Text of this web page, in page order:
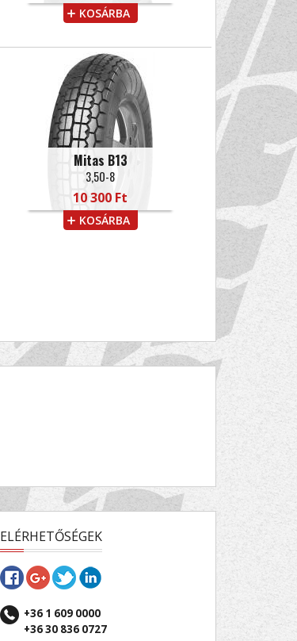
KOSÁRBA
Mitas B13
3,50-8
10 300 Ft
KOSÁRBA
ELÉRHETŐSÉGEK
+36 1 609 0000
+36 30 836 0727